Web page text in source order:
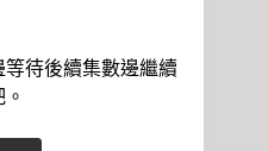
待後續集數邊繼續